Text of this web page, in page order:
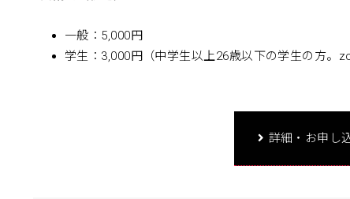
一般：5,000円
学生：3,000円（中学生以上26歳以下の学生の方。
詳細・お申し